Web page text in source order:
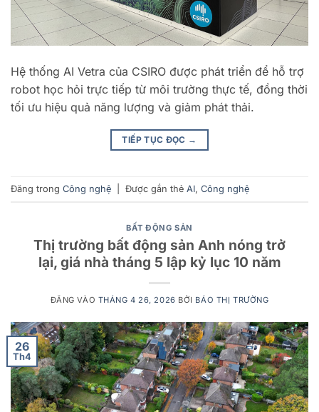
Hệ thống AI Vetra của CSIRO được phát triển để hỗ trợ
robot học hỏi trực tiếp từ môi trường thực tế, đồng thời
tối ưu hiệu quả năng lượng và giảm phát thải.
TIẾP TỤC ĐỌC →
Đăng trong Công nghệ Được gắn thẻ AI, Công nghệ
BẤT ĐỘNG SẢN
Thị trường bất động sản Anh nóng trở
lại, giá nhà tháng 5 lập kỷ lục 10 năm
ĐĂNG VÀO THÁNG 4 26, 2026 BỞI BÁO THỊ TRƯỜNG
26
Th4